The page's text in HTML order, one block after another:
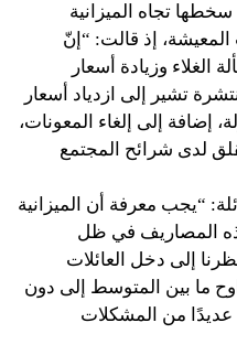
سخطها تجاه الميزانية
المعيشة، إذ قالت: “إنّ
الغلاء وزيادة أسعار
تشير إلى ازدياد أسعار
إضافة إلى إلغاء المعونات،
لدى شرائح المجتمع
“يجب معرفة أن الميزانية
المصاريف في ظل
إلى دخل العائلات
ما بين المتوسط إلى دون
عديدًا من المشكلات